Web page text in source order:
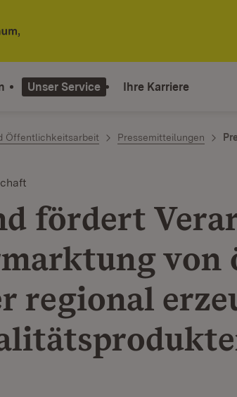
Unser Service Ihre Karriere
Öffentlichkeitsarbeit Pressemitteilungen
fördert
von
regional